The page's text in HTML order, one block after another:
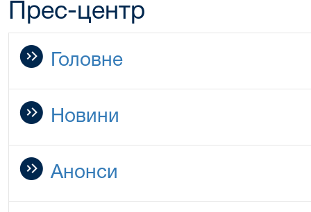
Прес-центр
Головне
Новини
Анонси